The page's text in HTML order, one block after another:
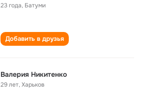
23 года, Батуми
Добавить в друзья
Валерия Никитенко
29 лет,Харьков